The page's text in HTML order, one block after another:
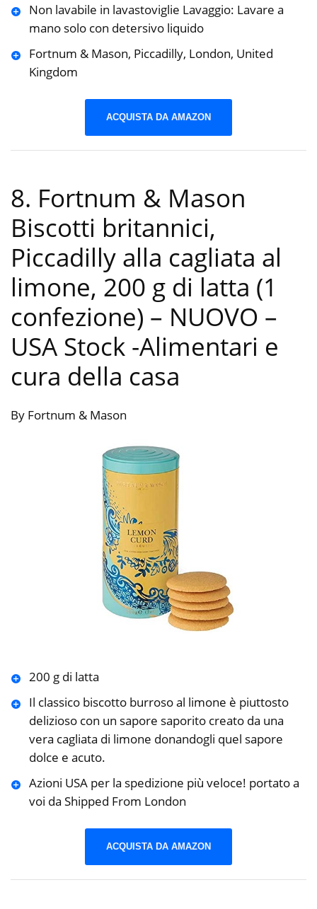
Non lavabile in lavastoviglie Lavaggio: Lavare a
mano solo con detersivo liquido
Fortnum & Mason, Piccadilly, London, United
Kingdom
ACQUISTA DA AMAZON
8. Fortnum & Mason
Biscotti britannici,
Piccadilly alla cagliata al
limone, 200 g di latta (1
confezione) – NUOVO –
USA Stock -Alimentari e
cura della casa
By Fortnum & Mason
200 g di latta
Il classico biscotto burroso al limone è piuttosto
delizioso con un sapore saporito creato da una
vera cagliata di limone donandogli quel sapore
dolce e acuto.
Azioni USA per la spedizione più veloce! portato a
voi da Shipped From London
ACQUISTA DA AMAZON